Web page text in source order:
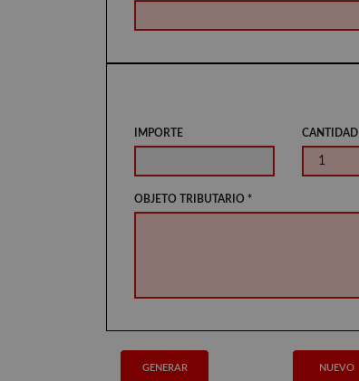
IMPORTE CANTIDAD
OBJETO TRIBUTARIO *
GENERAR NUEVO